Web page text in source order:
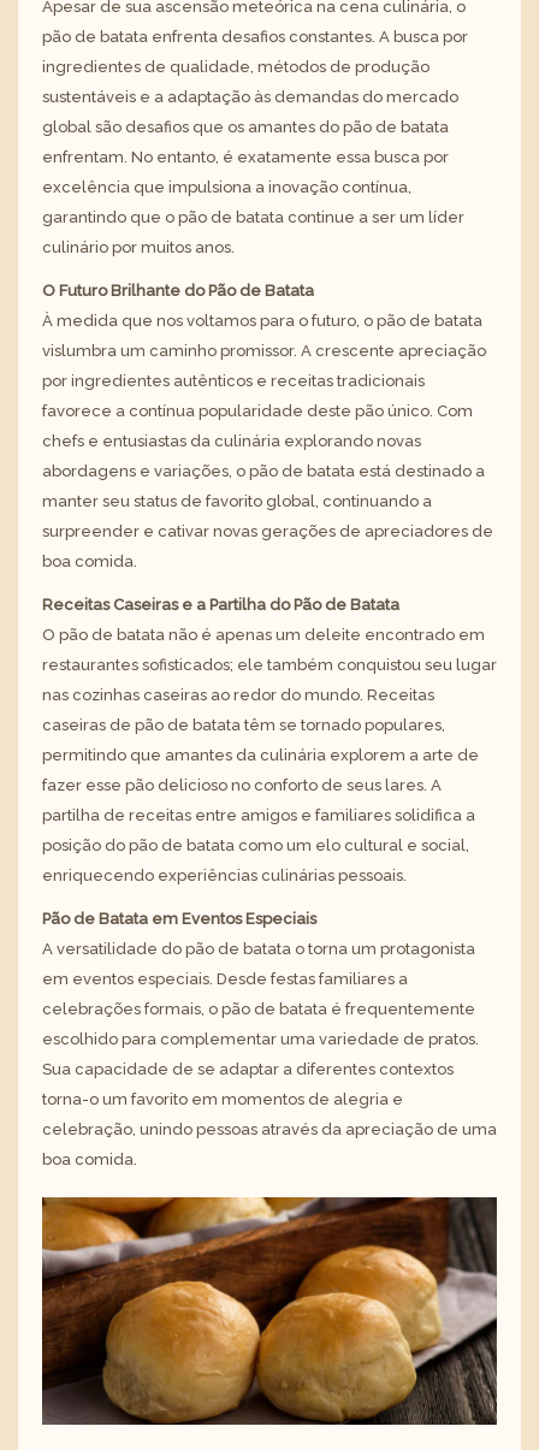
Apesar de sua ascensão meteórica na cena culinária, o
pão de batata enfrenta desafios constantes. A busca por
ingredientes de qualidade, métodos de produção
sustentáveis e a adaptação às demandas do mercado
global são desafios que os amantes do pão de batata
enfrentam. No entanto, é exatamente essa busca por
excelência que impulsiona a inovação contínua,
garantindo que o pão de batata continue a ser um líder
culinário por muitos anos.
O Futuro Brilhante do Pão de Batata
À medida que nos voltamos para o futuro, o pão de batata
vislumbra um caminho promissor. A crescente apreciação
por ingredientes autênticos e receitas tradicionais
favorece a contínua popularidade deste pão único. Com
chefs e entusiastas da culinária explorando novas
abordagens e variações, o pão de batata está destinado a
manter seu status de favorito global, continuando a
surpreender e cativar novas gerações de apreciadores de
boa comida.
Receitas Caseiras e a Partilha do Pão de Batata
O pão de batata não é apenas um deleite encontrado em
restaurantes sofisticados; ele também conquistou seu lugar
nas cozinhas caseiras ao redor do mundo. Receitas
caseiras de pão de batata têm se tornado populares,
permitindo que amantes da culinária explorem a arte de
fazer esse pão delicioso no conforto de seus lares. A
partilha de receitas entre amigos e familiares solidifica a
posição do pão de batata como um elo cultural e social,
enriquecendo experiências culinárias pessoais.
Pão de Batata em Eventos Especiais
A versatilidade do pão de batata o torna um protagonista
em eventos especiais. Desde festas familiares a
celebrações formais, o pão de batata é frequentemente
escolhido para complementar uma variedade de pratos.
Sua capacidade de se adaptar a diferentes contextos
torna-o um favorito em momentos de alegria e
celebração, unindo pessoas através da apreciação de uma
boa comida.